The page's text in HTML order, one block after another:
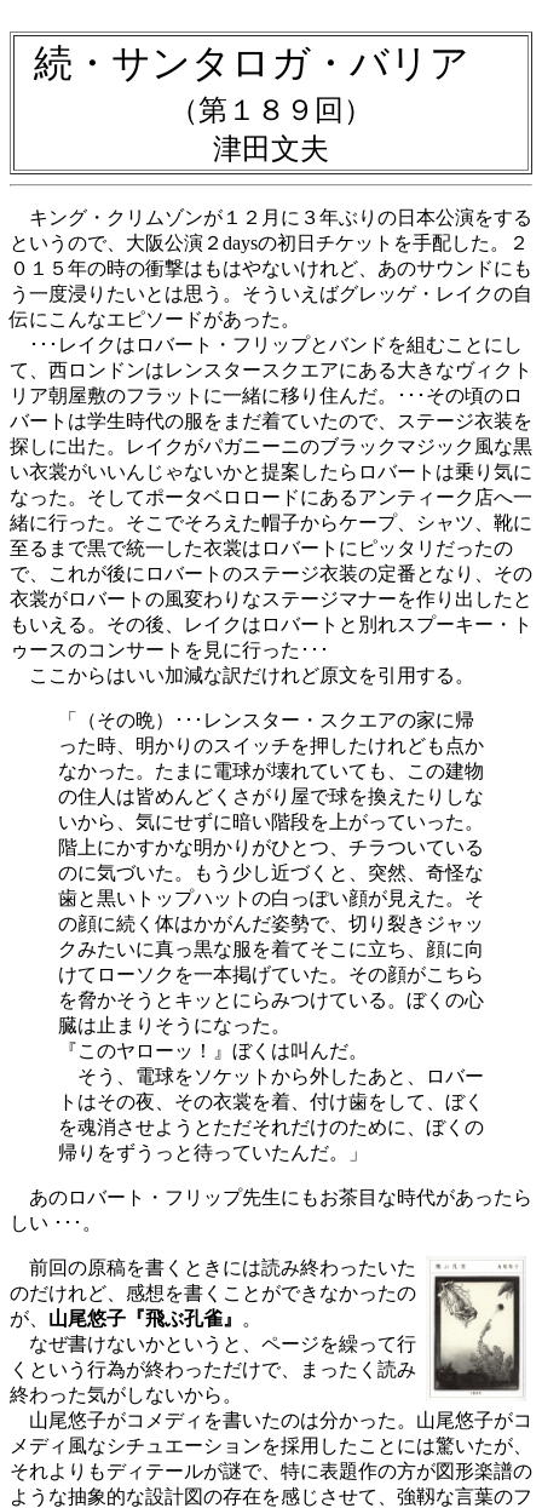
続・サンタロガ・バリア
（第１８９回）
津田文夫
キング・クリムゾンが１２月に３年ぶりの日本公演をする
というので、大阪公演２daysの初日チケットを手配した。２
０１５年の時の衝撃はもはやないけれど、あのサウンドにも
う一度浸りたいとは思う。そういえばグレッゲ・レイクの自
伝にこんなエピソードがあった。
･･･レイクはロバート・フリップとバンドを組むことにし
て、西ロンドンはレンスタースクエアにある大きなヴィクト
リア朝屋敷のフラットに一緒に移り住んだ。･･･その頃のロ
バートは学生時代の服をまだ着ていたので、ステージ衣装を
探しに出た。レイクがパガニーニのブラックマジック風な黒
い衣裳がいいんじゃないかと提案したらロバートは乗り気に
なった。そしてポータベロロードにあるアンティーク店へ一
緒に行った。そこでそろえた帽子からケープ、シャツ、靴に
至るまで黒で統一した衣裳はロバートにピッタリだったの
で、これが後にロバートのステージ衣装の定番となり、その
衣裳がロバートの風変わりなステージマナーを作り出したと
もいえる。その後、レイクはロバートと別れスプーキー・ト
ゥースのコンサートを見に行った･･･
ここからはいい加減な訳だけれど原文を引用する。
「（その晩）･･･レンスター・スクエアの家に帰
った時、明かりのスイッチを押したけれども点か
なかった。たまに電球が壊れていても、この建物
の住人は皆めんどくさがり屋で球を換えたりしな
いから、気にせずに暗い階段を上がっていった。
階上にかすかな明かりがひとつ、チラついている
のに気づいた。もう少し近づくと、突然、奇怪な
歯と黒いトップハットの白っぽい顔が見えた。そ
の顔に続く体はかがんだ姿勢で、切り裂きジャッ
クみたいに真っ黒な服を着てそこに立ち、顔に向
けてローソクを一本掲げていた。その顔がこちら
を脅かそうとキッとにらみつけている。ぼくの心
臓は止まりそうになった。
『このヤローッ！』ぼくは叫んだ。
そう、電球をソケットから外したあと、ロバー
トはその夜、その衣裳を着、付け歯をして、ぼく
を魂消させようとただそれだけのために、ぼくの
帰りをずうっと待っていたんだ。」
あのロバート・フリップ先生にもお茶目な時代があったら
しい ･･･。
前回の原稿を書くときには読み終わったいた
のだけれど、感想を書くことができなかったの
が、 山尾悠子『飛ぶ孔雀』
。
なぜ書けないかというと、ページを繰って行
くという行為が終わっただけで、まったく読み
終わった気がしないから。
山尾悠子がコメディを書いたのは分かった。山尾悠子がコ
メディ風なシチュエーションを採用したことには驚いたが、
それよりもディテールが謎で、特に表題作の方が図形楽譜の
ような抽象的な設計図の存在を感じさせて、強靱な言葉のフ